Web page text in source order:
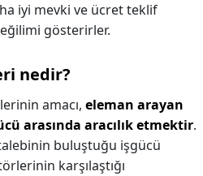
iyi mevki ve ücret teklif
gösterirler.
nedir?
amacı, eleman arayan
arasında aracılık etmektir.
buluştuğu işgücü
karşılaştığı